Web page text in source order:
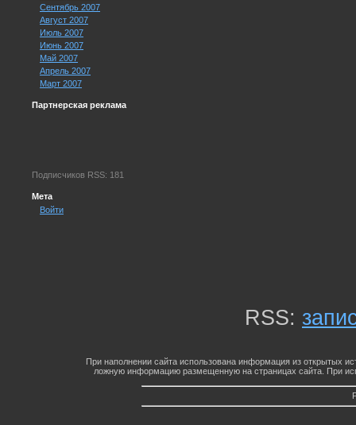
Сентябрь 2007
Август 2007
Июль 2007
Июнь 2007
Май 2007
Апрель 2007
Март 2007
Партнерская реклама
Подписчиков RSS: 181
Мета
Войти
RSS:
При наполнении сайта использована информация из открытых
ложную информацию размещенную на страницах сайта. При